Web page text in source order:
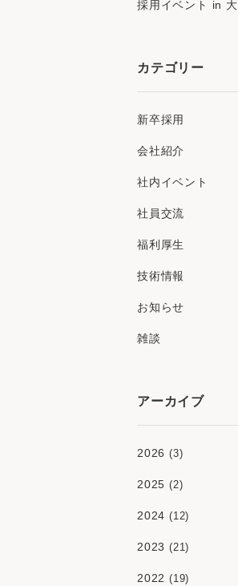
採用イベント in
カテゴリー
新卒採用
会社紹介
社内イベント
社員交流
福利厚生
技術情報
お知らせ
雑談
アーカイブ
2026 (3)
2025 (2)
2024 (12)
2023 (21)
2022 (19)